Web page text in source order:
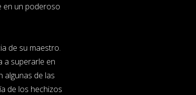
en un poderoso
de su maestro.
a superarle en
algunas de las
de los hechizos